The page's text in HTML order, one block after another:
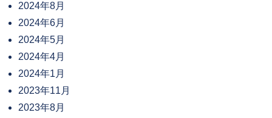
2024年8月
2024年6月
2024年5月
2024年4月
2024年1月
2023年11月
2023年8月